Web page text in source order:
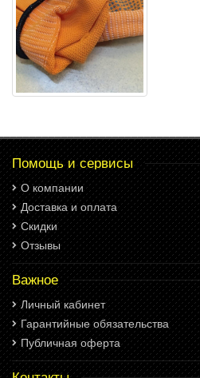
Помощь и сервисы
О компании
Доставка и оплата
Скидки
Отзывы
Важное
Личный кабинет
Гарантийные обязательства
Публичная оферта